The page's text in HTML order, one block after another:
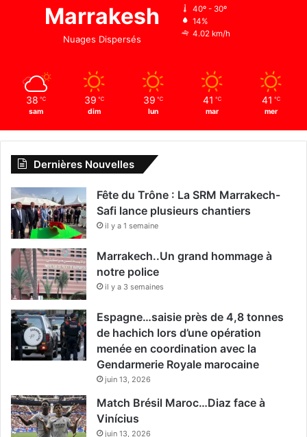
Marrakesh
Nuages Dispersés
40º - 30º
14%
4.02 km/h
38 ℃
sam
39 ℃
dim
39 ℃
lun
41 ℃
mar
41 ℃
mer
Dernières Nouvelles
Fête du Trône : La SRM Marrakech-
Safi lance plusieurs chantiers
il y a 1 semaine
Marrakech..Un grand hommage à
notre police
il y a 3 semaines
Espagne…saisie près de 4,8 tonnes
de hachich lors d’une opération
menée en coordination avec la
Gendarmerie Royale marocaine
juin 13, 2026
Match Brésil Maroc…Diaz face à
Vinícius
juin 13, 2026